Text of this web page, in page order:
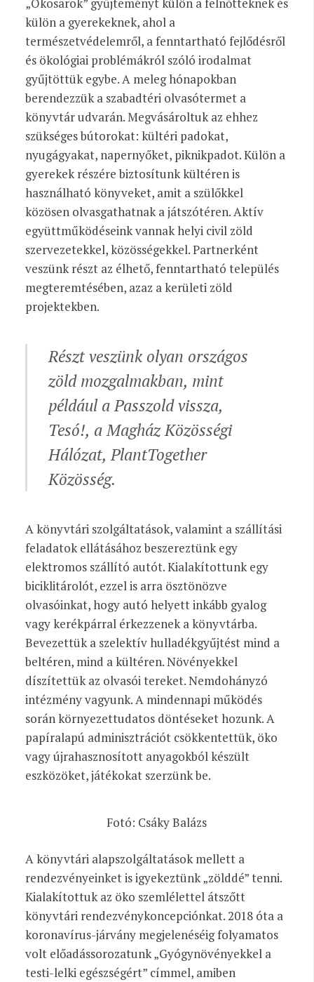
„Ökosarok” gyűjteményt külön a felnőtteknek és
külön a gyerekeknek, ahol a
természetvédelemről, a fenntartható fejlődésről
és ökológiai problémákról szóló irodalmat
gyűjtöttük egybe. A meleg hónapokban
berendezzük a szabadtéri olvasótermet a
könyvtár udvarán. Megvásároltuk az ehhez
szükséges bútorokat: kültéri padokat,
nyugágyakat, napernyőket, piknikpadot. Külön a
gyerekek részére biztosítunk kültéren is
használható könyveket, amit a szülőkkel
közösen olvasgathatnak a játszótéren. Aktív
együttműködéseink vannak helyi civil zöld
szervezetekkel, közösségekkel. Partnerként
veszünk részt az élhető, fenntartható település
megteremtésében, azaz a kerületi zöld
projektekben.
Részt veszünk olyan országos
zöld mozgalmakban, mint
például a Passzold vissza,
Tesó!, a Magház Közösségi
Hálózat, PlantTogether
Közösség.
A könyvtári szolgáltatások, valamint a szállítási
feladatok ellátásához beszereztünk egy
elektromos szállító autót. Kialakítottunk egy
biciklitárolót, ezzel is arra ösztönözve
olvasóinkat, hogy autó helyett inkább gyalog
vagy kerékpárral érkezzenek a könyvtárba.
Bevezettük a szelektív hulladékgyűjtést mind a
beltéren, mind a kültéren. Növényekkel
díszítettük az olvasói tereket. Nemdohányzó
intézmény vagyunk. A mindennapi működés
során környezettudatos döntéseket hozunk. A
papíralapú adminisztrációt csökkentettük, öko
vagy újrahasznosított anyagokból készült
eszközöket, játékokat szerzünk be.
Fotó: Csáky Balázs
A könyvtári alapszolgáltatások mellett a
rendezvényeinket is igyekeztünk „zölddé” tenni.
Kialakítottuk az öko szemlélettel átszőtt
könyvtári rendezvénykoncepciónkat. 2018 óta a
koronavírus-járvány megjelenéséig folyamatos
volt előadássorozatunk „Gyógynövényekkel a
testi-lelki egészségért” címmel, amiben